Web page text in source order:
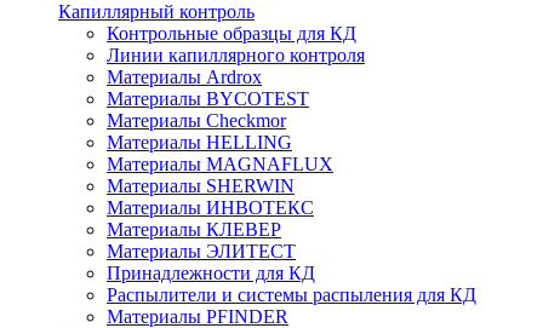
Капиллярный контроль
Контрольные образцы для КД
Линии капиллярного контроля
Материалы Ardrox
Материалы BYCOTEST
Материалы Checkmor
Материалы HELLING
Материалы MAGNAFLUX
Материалы SHERWIN
Материалы ИНВОТЕКС
Материалы КЛЕВЕР
Материалы ЭЛИТЕСТ
Принадлежности для КД
Распылители и системы распыления для КД
Материалы PFINDER